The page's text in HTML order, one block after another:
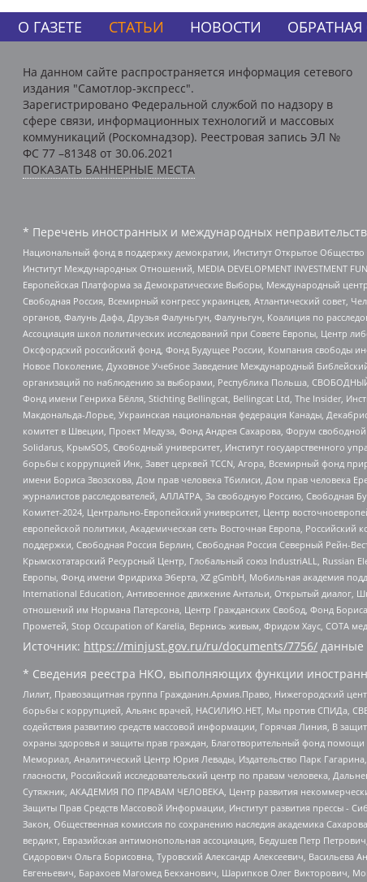
О ГАЗЕТЕ СТАТЬИ НОВОСТИ ОБРАТНАЯ
На данном сайте распространяется информация сетевого
издания "Самотлор-экспресс".
Зарегистрировано Федеральной службой по надзору в
сфере связи, информационных технологий и массовых
коммуникаций (Роскомнадзор). Реестровая запись ЭЛ №
ФС 77 –81348 от 30.06.2021
ПОКАЗАТЬ БАННЕРНЫЕ МЕСТА
* Перечень иностранных и международных
Национальный фонд в поддержку демократии, Институт Открытое
Институт Международных Отношений, MEDIA DEVELOPMENT INVESTMENT
Европейская Платформа за Демократические Выборы, Международный
Свободная Россия, Всемирный конгресс украинцев, Атлантический совет,
органов, Фалунь Дафа, Друзья Фалуньгун, Фалуньгун, Коалиция по
Ассоциация школ политических исследований при Совете Европы, Центр
Оксфордский российский фонд, Фонд Будущее России, Компания свободы
Новое Поколение, Духовное Учебное Заведение Международный
организаций по наблюдению за выборами, Республика Польша,
Фонд имени Генриха Бёлля, Stichting Bellingcat, Bellingcat Ltd, The Insider,
Макдональда-Лорье, Украинская национальная федерация Канады,
комитет в Швеции, Проект Медуза, Фонд Андрея Сахарова, Форум
Solidarus, КрымSOS, Свободный университет, Институт государственного
борьбы с коррупцией Инк, Завет церквей TCCN, Агора, Всемирный фонд
имени Бориса Звозскова, Дом прав человека Тбилиси, Дом прав человека
журналистов расследователей, АЛЛАТРА, За свободную Россию, Свободная
Комитет-2024, Центрально-Европейский университет, Центр
европейской политики, Академическая сеть Восточная Европа,
поддержки, Свободная Россия Берлин, Свободная Россия Северный Рейн-
Крымскотатарский Ресурсный Центр, Глобальный союз IndustriALL, Russian
Европы, Фонд имени Фридриха Эберта, XZ gGmbH, Мобильная академия
International Education, Антивоенное движение Антальи, Открытый диалог,
отношений им Нормана Патерсона, Центр Гражданских Свобод, Фонд
Прометей, Stop Occupation of Karelia, Вернись живым, Фридом Хаус, СОТА
Источник: https://minjust.gov.ru/ru/documents/7756/ данные
* Сведения реестра НКО, выполняющих функции
Лилит, Правозащитная группа Гражданин.Армия.Право, Нижегородский
борьбы с коррупцией, Альянс врачей, НАСИЛИЮ.НЕТ, Мы против СПИДа,
содействия развитию средств массовой информации, Горячая Линия, В
охраны здоровья и защиты прав граждан, Благотворительный фонд
Мемориал, Аналитический Центр Юрия Левады, Издательство Парк
гласности, Российский исследовательский центр по правам человека,
Сутяжник, АКАДЕМИЯ ПО ПРАВАМ ЧЕЛОВЕКА, Центр развития
Защиты Прав Средств Массовой Информации, Институт развития прессы -
Закон, Общественная комиссия по сохранению наследия академика
вердикт, Евразийская антимонопольная ассоциация, Бедушев Петр
Сидорович Ольга Борисовна, Туровский Александр Алексеевич, Васильева
Евгеньевич, Барахоев Магомед Бекханович, Шарипков Олег Викторович,